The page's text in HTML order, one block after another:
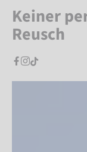
Keiner
Reusch